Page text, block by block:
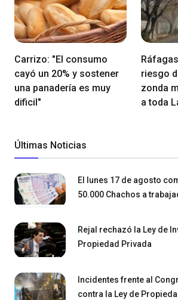
Carrizo: "El consumo
cayó un 20% y sostener
una panadería es muy
dificil"
riesgo
zonda
a toda
Últimas Noticias
El lunes 17 de agosto
50.000 Chachos a
Rejal rechazó la Ley de
Propiedad Privada
Incidentes frente al
contra la Ley de